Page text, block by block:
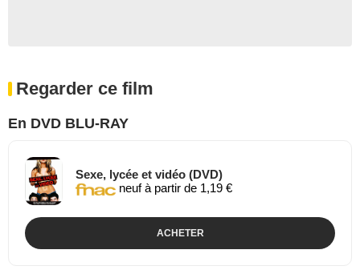
Regarder ce film
En DVD BLU-RAY
Sexe, lycée et vidéo (DVD)
neuf à partir de 1,19 €
ACHETER